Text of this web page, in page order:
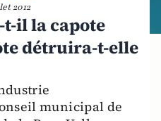
2012
il la capote
détruira-t-elle
municipal de